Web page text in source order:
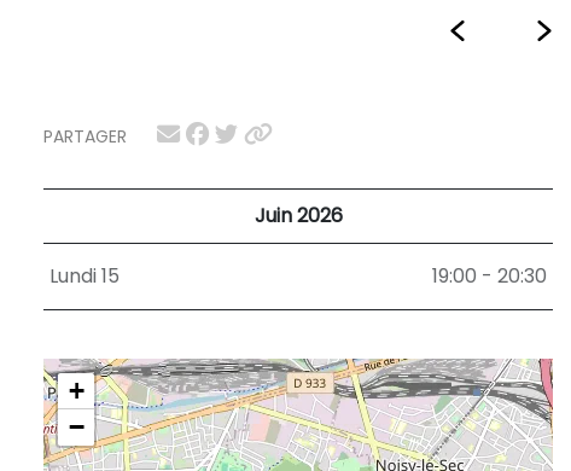
PARTAGER
Juin 2026
Lundi 15 19:00 - 20:30
+
−